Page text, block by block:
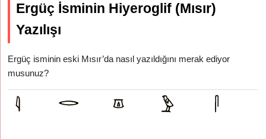
Ergüç İsminin Hiyeroglif (Mısır)
Yazılışı
Ergüç isminin eski Mısır’da nasıl yazıldığını merak ediyor
musunuz?